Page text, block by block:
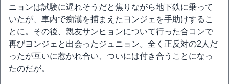
ニョンは試験に遅れそうだと焦りながら地下鉄に乗って
いたが、車内で痴漢を捕まえたヨンジェを手助けするこ
とに。その後、親友サンヒョンについて行った合コンで
再びヨンジェと出会ったジュニョン。全く正反対の2人だ
ったが互いに惹かれ合い、ついには付き合うことになっ
たのだが。